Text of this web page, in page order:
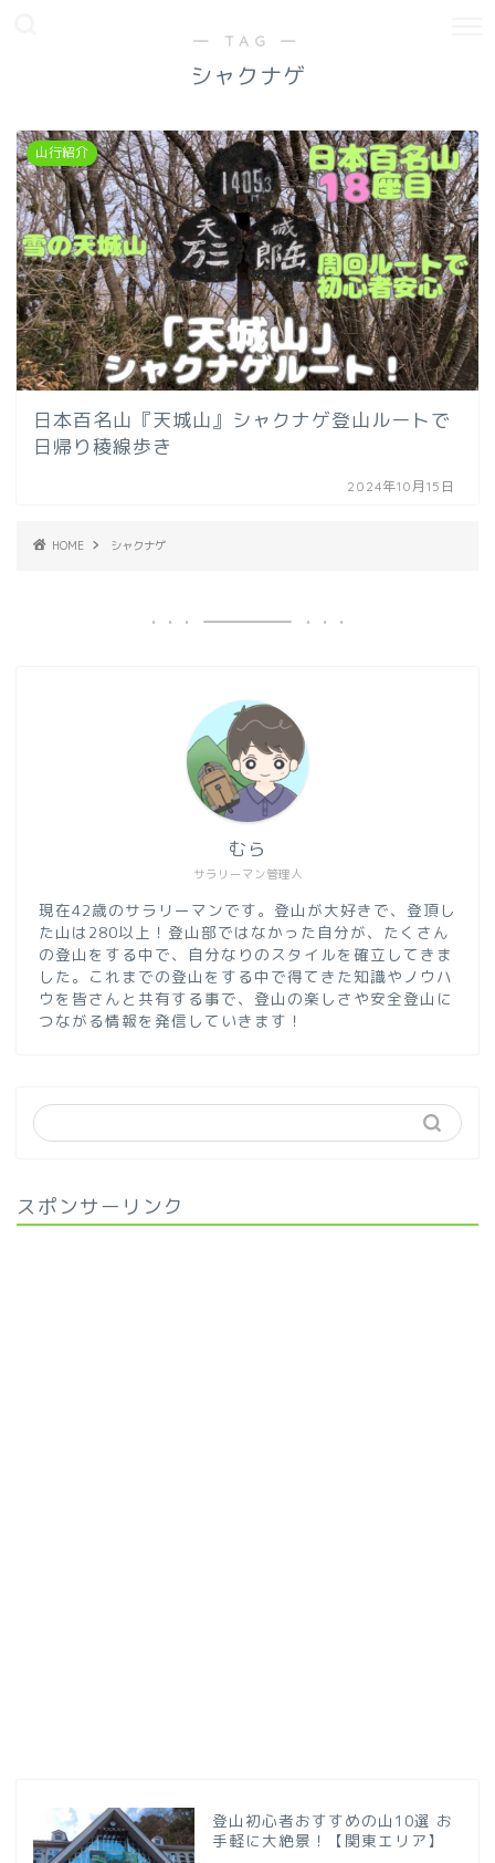
― TAG ―
シャクナゲ
山行紹介
日本百名山『天城山』シャクナゲ登山ルートで
日帰り稜線歩き
2024年10月15日
HOME シャクナゲ
サラリーマン管理人
むら
現在42歳のサラリーマンです。登山が大好きで、登頂し
た山は280以上！登山部ではなかった自分が、たくさん
の登山をする中で、自分なりのスタイルを確立してきま
した。これまでの登山をする中で得てきた知識やノウハ
ウを皆さんと共有する事で、登山の楽しさや安全登山に
つながる情報を発信していきます！
スポンサーリンク
登山初心者おすすめの山10選 お
手軽に大絶景！【関東エリア】